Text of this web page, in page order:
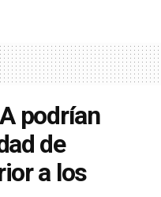
podrían
de
a los